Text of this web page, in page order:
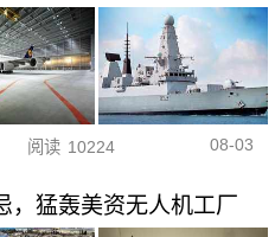
阅读 10224 08-03
，猛轰美资无人机工厂